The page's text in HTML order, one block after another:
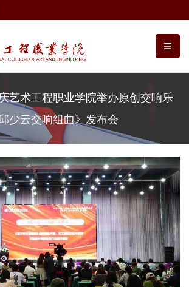
艺术工程职业学院举办原创交响乐
邱少云交响组曲》发布会